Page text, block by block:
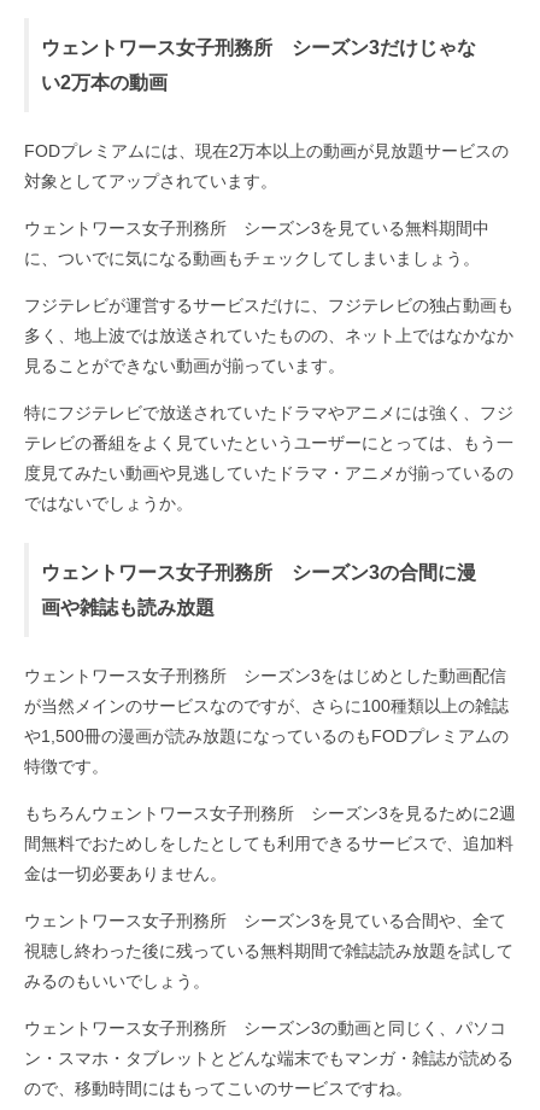
ウェントワース女子刑務所 シーズン3だけじゃな
い2万本の動画
FODプレミアムには、現在2万本以上の動画が見放題サービスの
対象としてアップされています。
ウェントワース女子刑務所 シーズン3を見ている無料期間中
に、ついでに気になる動画もチェックしてしまいましょう。
フジテレビが運営するサービスだけに、フジテレビの独占動画も
多く、地上波では放送されていたものの、ネット上ではなかなか
見ることができない動画が揃っています。
特にフジテレビで放送されていたドラマやアニメには強く、フジ
テレビの番組をよく見ていたというユーザーにとっては、もう一
度見てみたい動画や見逃していたドラマ・アニメが揃っているの
ではないでしょうか。
ウェントワース女子刑務所 シーズン3の合間に漫
画や雑誌も読み放題
ウェントワース女子刑務所 シーズン3をはじめとした動画配信
が当然メインのサービスなのですが、さらに100種類以上の雑誌
や1,500冊の漫画が読み放題になっているのもFODプレミアムの
特徴です。
もちろんウェントワース女子刑務所 シーズン3を見るために2週
間無料でおためしをしたとしても利用できるサービスで、追加料
金は一切必要ありません。
ウェントワース女子刑務所 シーズン3を見ている合間や、全て
視聴し終わった後に残っている無料期間で雑誌読み放題を試して
みるのもいいでしょう。
ウェントワース女子刑務所 シーズン3の動画と同じく、パソコ
ン・スマホ・タブレットとどんな端末でもマンガ・雑誌が読める
ので、移動時間にはもってこいのサービスですね。